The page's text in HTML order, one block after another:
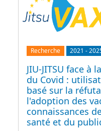
Recherche 2021 -
JIU-JITSU face à
du Covid :
basé sur la
l'adoption des
connaissances
santé et du